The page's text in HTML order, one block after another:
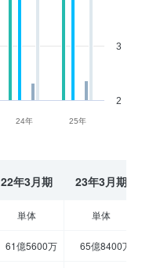
24年 25年
2
3
22年3月期 23年3月期
単体 単体
61億5600万 65億8400万